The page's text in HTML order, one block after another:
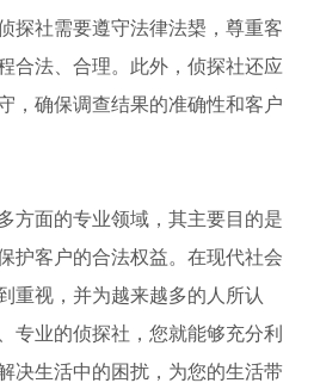
探社需要遵守法律法槼，尊重客
合法、合理。此外，侦探社还应
，确保调查结果的准确性和客户
方面的专业领域，其主要目的是
护客户的合法权益。在现代社会
重视，并为越来越多的人所认
专业的侦探社，您就能够充分利
决生活中的困扰，为您的生活带